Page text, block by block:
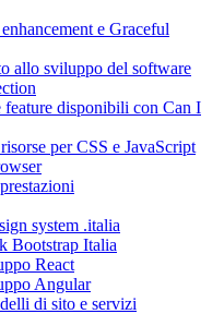
e Graceful
allo sviluppo del software
feature disponibili con Can I
per CSS e JavaScript
system .italia
Bootstrap Italia
React
Angular
di sito e servizi